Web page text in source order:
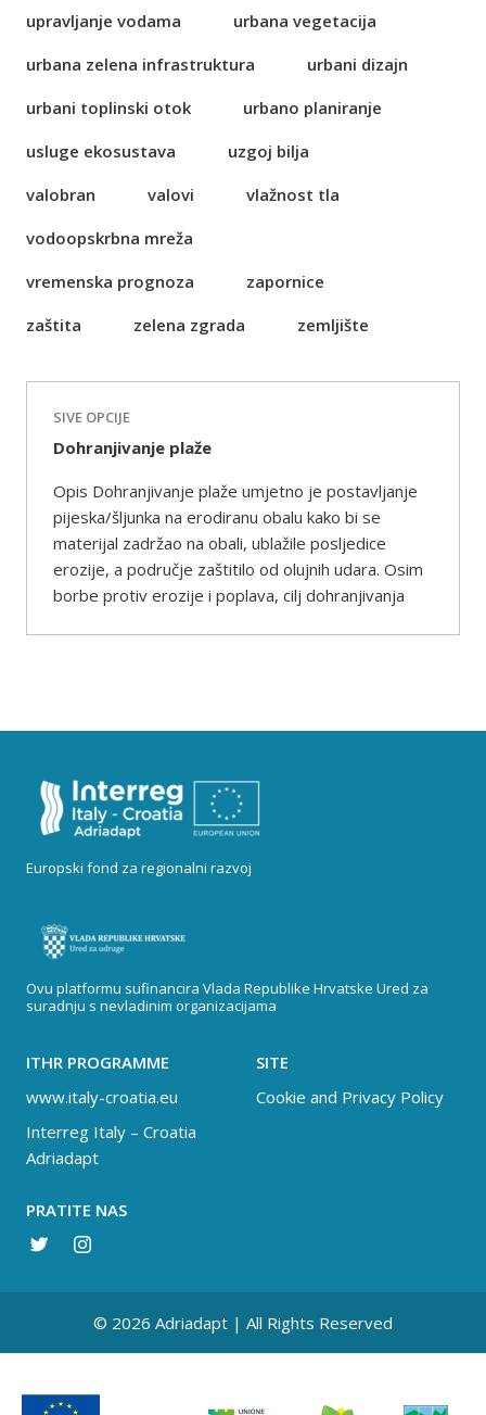
upravljanje vodama
urbana vegetacija
urbana zelena infrastruktura
urbani dizajn
urbani toplinski otok
urbano planiranje
usluge ekosustava
uzgoj bilja
valobran
valovi
vlažnost tla
vodoopskrbna mreža
vremenska prognoza
zapornice
zaštita
zelena zgrada zemljište
SIVE OPCIJE
Dohranjivanje plaže
Opis Dohranjivanje plaže umjetno je postavljanje
pijeska/šljunka na erodiranu obalu kako bi se
materijal zadržao na obali, ublažile posljedice
erozije, a područje zaštitilo od olujnih udara. Osim
borbe protiv erozije i poplava, cilj dohranjivanja
Europski fond za regionalni razvoj
Ovu platformu sufinancira Vlada Republike Hrvatske Ured za
suradnju s nevladinim organizacijama
ITHR PROGRAMME
www.italy-croatia.eu
Interreg Italy – Croatia
Adriadapt
SITE
Cookie and Privacy Policy
PRATITE NAS
© 2026 Adriadapt | All Rights Reserved